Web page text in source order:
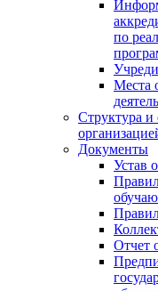
по
Места
Структура и
Документы
Устав
Отчет